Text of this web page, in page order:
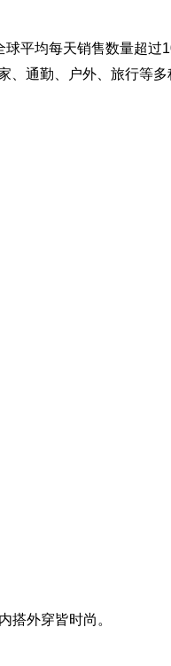
球平均每天销售数量超过
通勤、户外、旅行等
搭外穿皆时尚。